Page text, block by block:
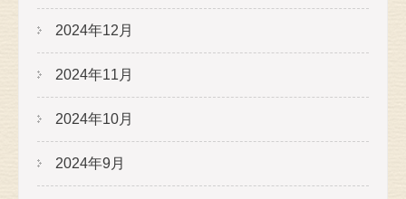
2024年12月
2024年11月
2024年10月
2024年9月